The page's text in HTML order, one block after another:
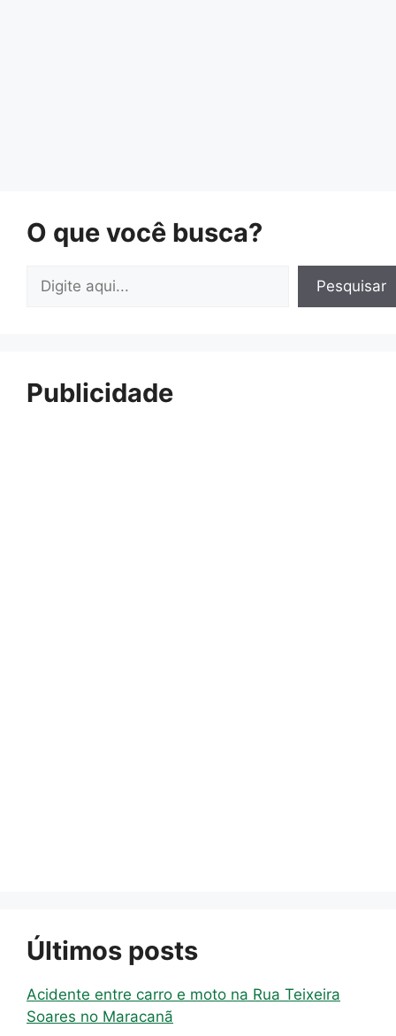
O que você busca?
Pesquisar
Pesquisar
Publicidade
Últimos posts
Acidente entre carro e moto na Rua Teixeira
Soares no Maracanã